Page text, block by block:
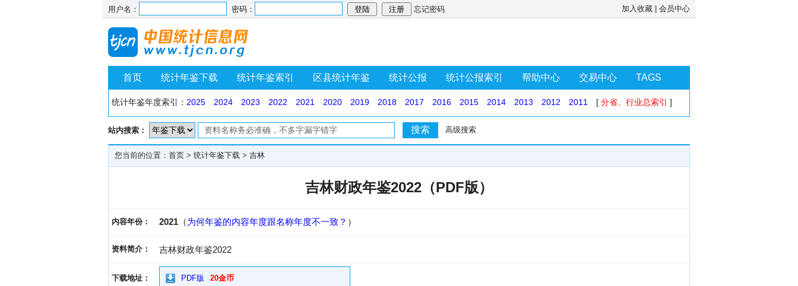
用户名： 密码： 忘记密码 加入收藏 会员中心
首页 统计年鉴下载 统计年鉴索引 区县统计年鉴 统计公报 统计公报索引 帮助中心 交易中心 TAGS
统计年鉴年度索引： 2025 2024 2023 2022 2021 2020 2019 2018 2017 2016 2015 2014 2013 2012 2011 [ 分省、行业总索引 ]
站内搜索： 高级搜索
您当前的位置： 首页 > 统计年鉴下载 > 吉林
吉林财政年鉴2022（PDF版）
内容年份： 2021 （为何年鉴的内容年度跟名称年度不一致？ ）
资料简介： 吉林财政年鉴2022
下载地址： PDF版 20金币